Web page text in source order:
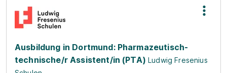
Ausbildung in Dortmund: Pharmazeutisch-
technische/r Assistent/in (PTA) Ludwig Fresenius